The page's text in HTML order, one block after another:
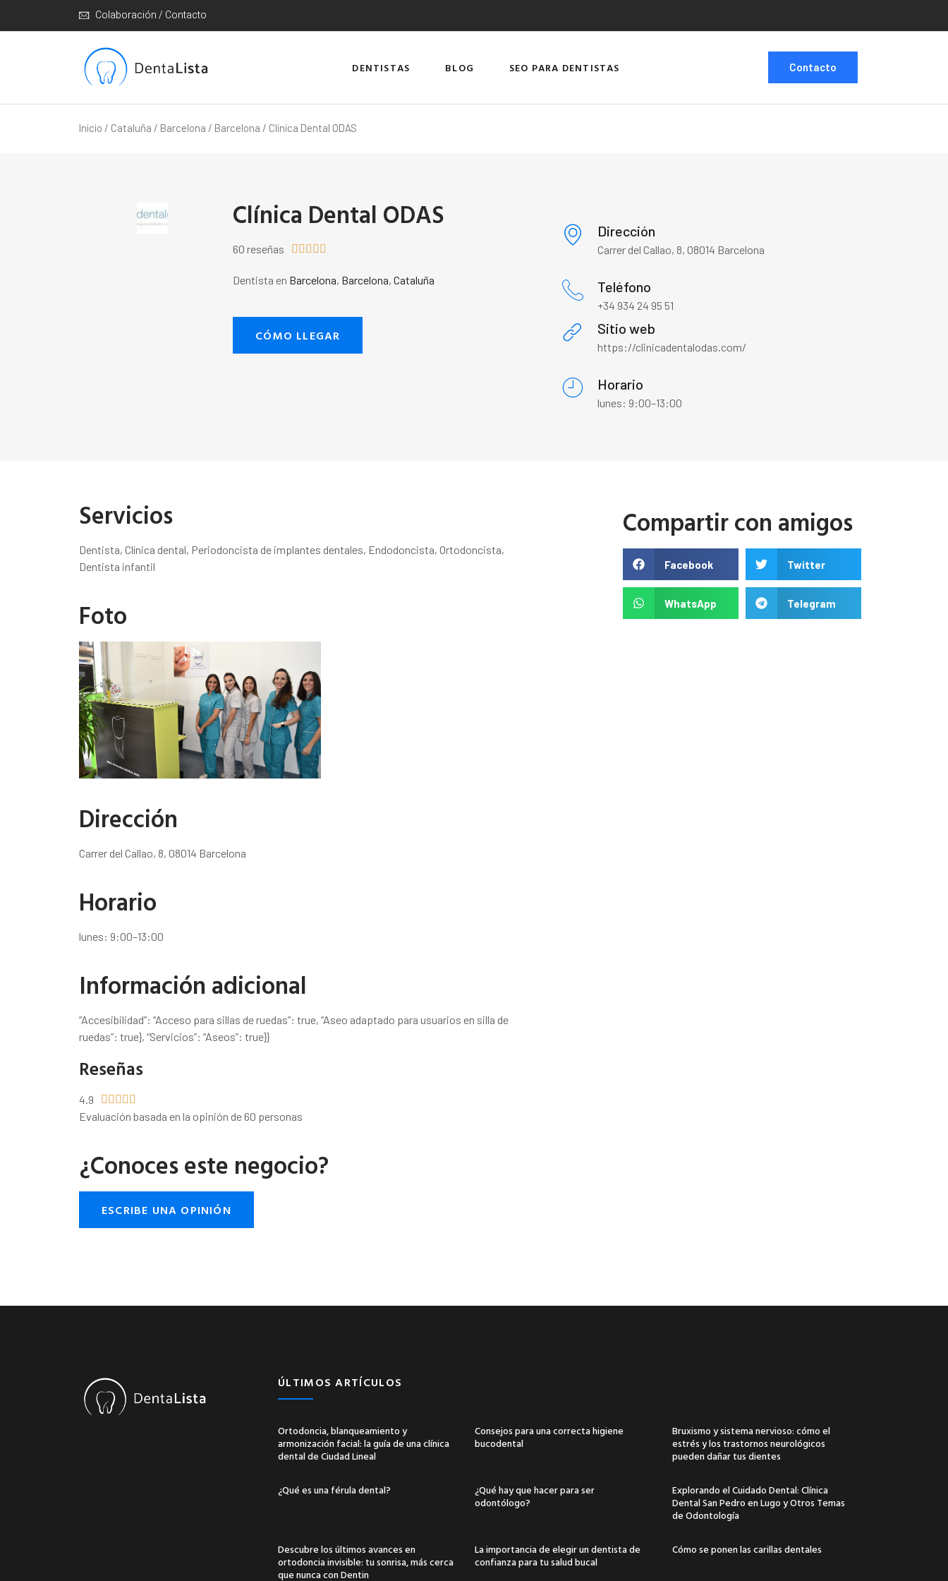
Colaboración / Contacto
DENTISTAS BLOG SEO PARA DENTISTAS Contacto
Inicio / Cataluña / Barcelona / Barcelona / Clínica Dental ODAS
Clínica Dental ODAS
60 reseñas     
Dentista en Barcelona, Barcelona,Cataluña
CÓMO LLEGAR
Dirección
Carrer del Callao, 8, 08014 Barcelona
Teléfono
+34 934 24 95 51
Sitio web
https://clinicadentalodas.com/
Horario
lunes: 9:00–13:00
Servicios
Dentista, Clínica dental, Periodoncista de implantes dentales, Endodoncista, Ortodoncista,
Dentista infantil
Foto
Dirección
Carrer del Callao, 8, 08014 Barcelona
Horario
lunes: 9:00–13:00
Información adicional
“Accesibilidad”: “Acceso para sillas de ruedas”: true, “Aseo adaptado para usuarios en silla de
ruedas”: true}, “Servicios”: “Aseos”: true}}
Reseñas
4.9     
Evaluación basada en la opinión de 60 personas
¿Conoces este negocio?
ESCRIBE UNA OPINIÓN
Compartir con amigos
Facebook Twitter
WhatsApp Telegram
ÚLTIMOS ARTÍCULOS
Ortodoncia, blanqueamiento y
armonización facial: la guía de una clínica
dental de Ciudad Lineal
Consejos para una correcta higiene
bucodental
Bruxismo y sistema nervioso: cómo el
estrés y los trastornos neurológicos
pueden dañar tus dientes
¿Qué es una férula dental?
¿Qué hay que hacer para ser
odontólogo?
Explorando el Cuidado Dental: Clínica
Dental San Pedro en Lugo y Otros Temas
de Odontología
Descubre los últimos avances en
ortodoncia invisible: tu sonrisa, más cerca
que nunca con Dentin
La importancia de elegir un dentista de
confianza para tu salud bucal
Cómo se ponen las carillas dentales